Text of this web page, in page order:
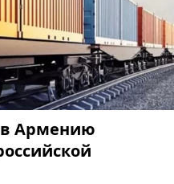
Армению